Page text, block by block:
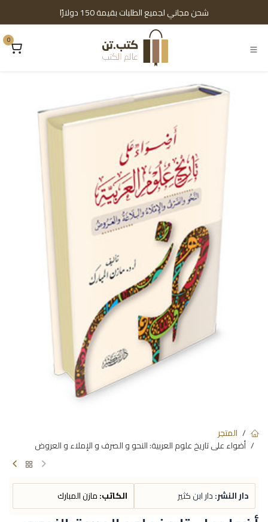
شحن مجاني لجميع الطلبات بقيمة 150 دولارًا
0
المتجر
أضواء على تاريخ علوم العربية: النحو و الصرف و الإملاء و العروض
دار النشر:دار ابن كثير الكاتب:مازن المبارك